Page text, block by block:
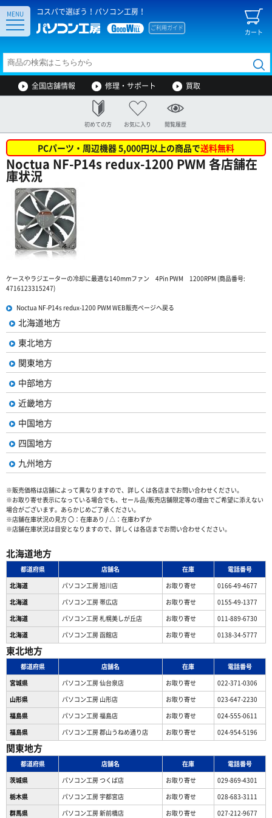
コスパで選ぼう！パソコン工房！
カート
ご利用ガイド
MENU
全国店舗情報 修理・サポート 買取
初めての方 お気に入り 閲覧履歴
PCパーツ・周辺機器 5,000円以上の商品で送料無料
Noctua NF-P14s redux-1200 PWM 各店舗在
庫状況
ケースやラジエーターの冷却に最適な140mmファン 4Pin PWM 1200RPM (商品番号:
4716123315247)
Noctua NF-P14s redux-1200 PWM WEB販売ページへ戻る
北海道地方
東北地方
関東地方
中部地方
近畿地方
中国地方
四国地方
九州地方
※販売価格は店舗によって異なりますので、詳しくは各店までお問い合わせください。
※お取り寄せ表示になっている場合でも、セール品/販売店舗限定等の理由でご希望に添えない
場合がございます。あらかじめご了承ください。
※店舗在庫状況の見方 〇：在庫あり / △：在庫わずか
※店舗在庫状況は目安となりますので、詳しくは各店までお問い合わせください。
北海道地方
都道府県 店舗名 在庫
電話番号
北海道
パソコン工房 旭川店 お取り寄せ
0166-49-4677
北海道
パソコン工房 帯広店 お取り寄せ
0155-49-1377
北海道
パソコン⼯房 札幌美しが丘店 お取り寄せ
011-889-6730
北海道
パソコン工房 函館店 お取り寄せ 0138-34-5777
東北地方
都道府県 店舗名 在庫
電話番号
宮城県
パソコン工房 仙台泉店 お取り寄せ
022-371-0306
山形県
パソコン工房 山形店 お取り寄せ
023-647-2230
福島県
パソコン工房 福島店 お取り寄せ
024-555-0611
福島県
パソコン工房 郡山うねめ通り店 お取り寄せ 024-954-5196
関東地方
都道府県 店舗名 在庫
電話番号
茨城県
パソコン工房 つくば店 お取り寄せ
029-869-4301
栃木県
パソコン工房 宇都宮店 お取り寄せ
028-683-3111
群馬県
パソコン工房 新前橋店 お取り寄せ
027-212-9677